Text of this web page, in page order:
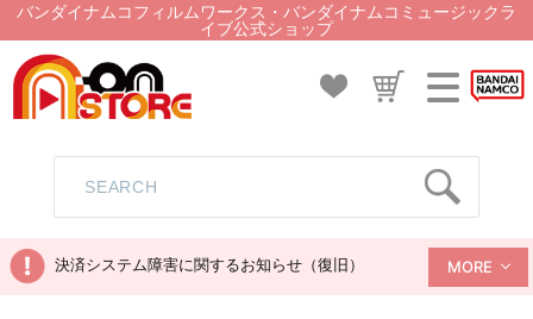
バンダイナムコフィルムワークス・バンダイナムコミュージックラ
イブ公式ショップ
決済システム障害に関するお知らせ（復旧） MORE